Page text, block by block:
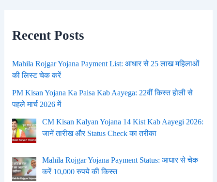
Recent Posts
Mahila Rojgar Yojana Payment List: आधार से 25 लाख महिलाओं
की लिस्ट चेक करें
PM Kisan Yojana Ka Paisa Kab Aayega: 22वीं किस्त होली से
पहले मार्च 2026 में
CM Kisan Kalyan Yojana 14 Kist Kab Aayegi 2026:
जानें तारीख और Status Check का तरीका
Mahila Rojgar Yojana Payment Status: आधार से चेक
करें 10,000 रुपये की किस्त